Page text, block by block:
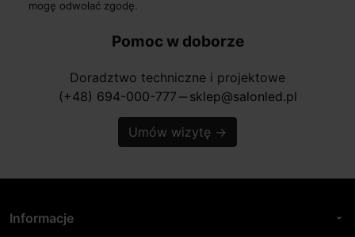
mogę odwołać zgodę.
Pomoc w doborze
Doradztwo techniczne i projektowe
(+48) 694-000-777 horizontal_rule sklep@salonled.pl
Umów wizytę →
Informacje arrow_drop_down